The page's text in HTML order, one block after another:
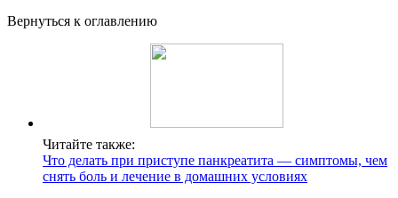
Вернуться к оглавлению
Читайте также:
Что делать при приступе панкреатита — симптомы, чем
снять боль и лечение в домашних условиях